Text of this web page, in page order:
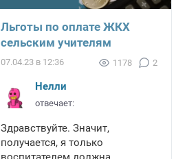
Льготы по оплате ЖКХ
сельским учителям
07.04.23 в 12:36 1178 2
Нелли
отвечает:
Здравствуйте. Значит,
получается, я только